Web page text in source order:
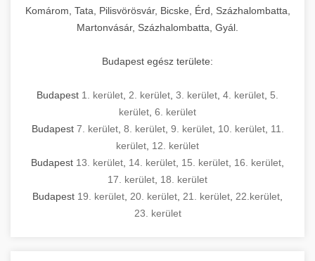
Komárom, Tata, Pilisvörösvár, Bicske, Érd, Százhalombatta,
Martonvásár, Százhalombatta, Gyál.
Budapest egész területe:
Budapest 1. kerület 2. kerület 3. kerület 4. kerület 5.
kerület 6. kerület
Budapest 7. kerület, 8. kerület, 9. kerület, 10. kerület, 11.
kerület 12. kerület
Budapest 13. kerület 14. kerület 15. kerület 16. kerület
17. kerület 18. kerület
Budapest 19. kerület 20. kerület 21. kerület 22.kerület
23. kerület